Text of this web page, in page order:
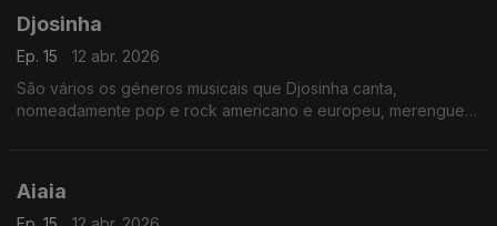
Djosinha
Ep. 15
12 abr. 2026
São vários os géneros musicais que Djosinha canta,
nomeadamente pop e rock americano e europeu, merengue
Aiaia